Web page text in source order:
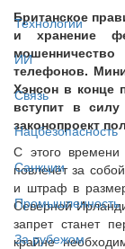
Технологии
ИИ
Связь
Нацбезопасность
Санкции
Промышленность
За рубежом
Британское
и хранение
телефонов.
Хэнсон в конце
вступит в
законопроект
С этого
повлечёт за
и штраф в
Северной
запрет станет
крайне